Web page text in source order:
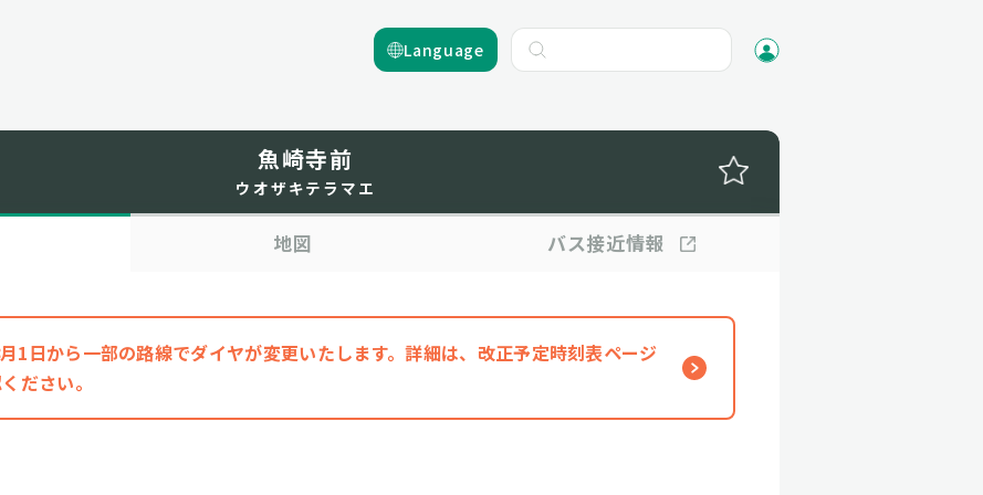
Language
魚崎寺前
ウオザキテラマエ
地図 バス接近情報
1日から一部の路線でダイヤが変更いたします。詳細は、改正予定時刻表ページ
ださい。